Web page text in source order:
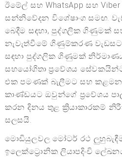
ඊමේල් සහ WhatsApp සහ
සන්නිවේදන විශේෂාංග සමඟ.
බෙදීම සඳහා, පුද්ගලික ගිණුමක්
නැවැත්වීමේ ගිණුම්කරණ
සඳහා පුද්ගලික ගිණුමක්
සහයෝගිතා ප්‍රවේශය
එක පමණක් බැලීමට සහ
කාණ්ඩයට ඔවුන්ගේ ප්‍රවේශය
කරන දිනය තුළ ක්‍රියාකාරකම්
සලසයි.
මොඩියුලවල මෝටර් රථ
ඉලෙක්ට්‍රොනික ලියාපදිංචි